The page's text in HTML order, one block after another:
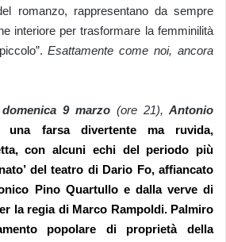
romanzo, rappresentano da sempre
interiore per trasformare la femminilità
Esattamente come noi, ancora
domenica 9 marzo (ore 21), Antonio
una farsa divertente ma ruvida,
con alcuni echi del periodo più
del teatro di Dario Fo, affiancato
Pino Quartulloe dalla verve di
la regia diMarco Rampoldi. Palmiro
popolare di proprietà della